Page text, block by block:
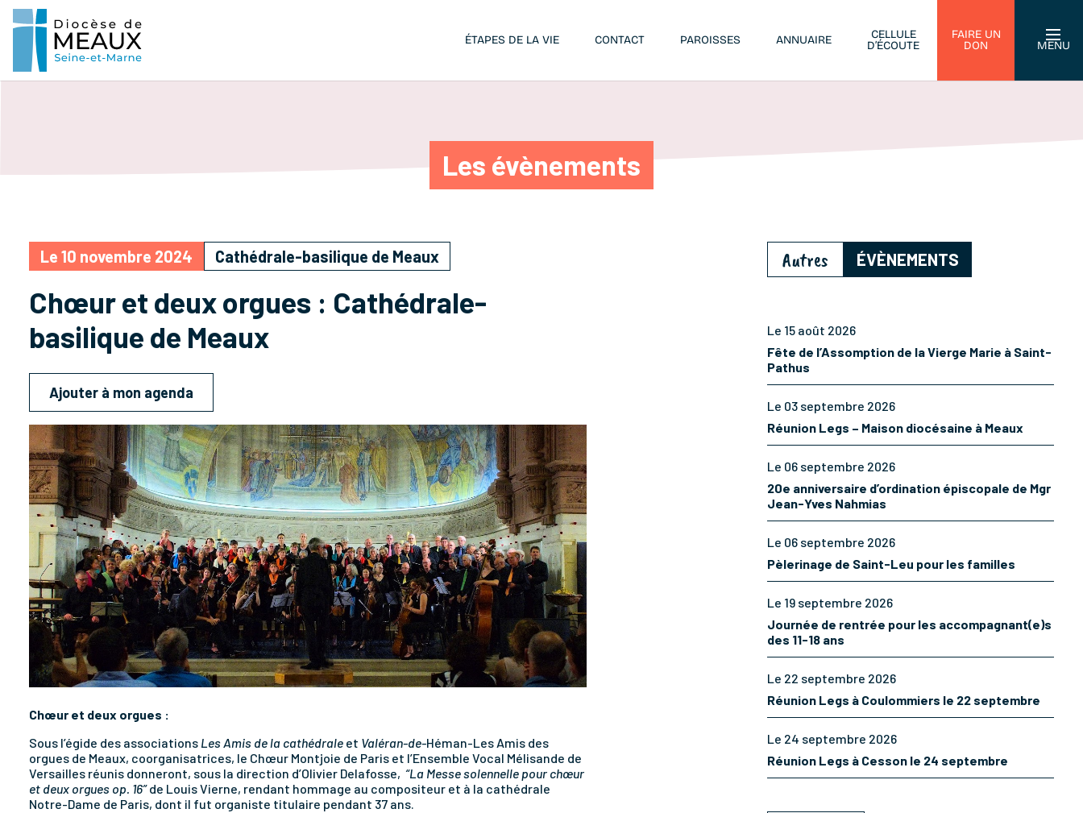
ÉTAPES DE LA VIE CONTACT PAROISSES ANNUAIRE
CELLULE
D’ÉCOUTE
FAIRE UN
DON
MENU
Les évènements
Le 10 novembre 2024 Cathédrale-basilique de Meaux
Chœur et deux orgues : Cathédrale-
basilique de Meaux
Ajouter à mon agenda
Chœur et deux orgues :
Sous l’égide des associations Les Amis de la cathédrale et Valéran-de-Héman-Les Amis des
orgues de Meaux, coorganisatrices, le Chœur Montjoie de Paris et l’Ensemble Vocal Mélisande de
Versailles réunis donneront, sous la direction d’Olivier Delafosse, “La Messe solennelle pour chœur
et deux orgues op. 16”de Louis Vierne, rendant hommage au compositeur et à la cathédrale
Notre-Dame de Paris, dont il fut organiste titulaire pendant 37 ans.
Autres ÉVÈNEMENTS
Le 15 août 2026
Fête de l’Assomption de la Vierge Marie à Saint-
Pathus
Le 03 septembre 2026
Réunion Legs – Maison diocésaine à Meaux
Le 06 septembre 2026
20e anniversaire d’ordination épiscopale de Mgr
Jean-Yves Nahmias
Le 06 septembre 2026
Pèlerinage de Saint-Leu pour les familles
Le 19 septembre 2026
Journée de rentrée pour les accompagnant(e)s
des 11-18 ans
Le 22 septembre 2026
Réunion Legs à Coulommiers le 22 septembre
Le 24 septembre 2026
Réunion Legs à Cesson le 24 septembre